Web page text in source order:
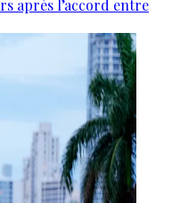
après l’accord entre